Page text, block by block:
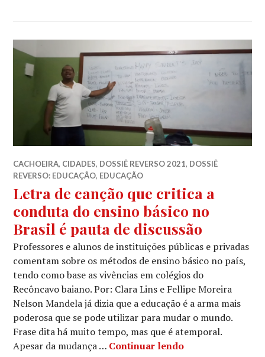
CACHOEIRA, CIDADES, DOSSIÊ REVERSO 2021, DOSSIÊ
REVERSO: EDUCAÇÃO, EDUCAÇÃO
Letra de canção que critica a
conduta do ensino básico no
Brasil é pauta de discussão
Professores e alunos de instituições públicas e privadas
comentam sobre os métodos de ensino básico no país,
tendo como base as vivências em colégios do
Recôncavo baiano. Por: Clara Lins e Fellipe Moreira
Nelson Mandela já dizia que a educação é a arma mais
poderosa que se pode utilizar para mudar o mundo.
Frase dita há muito tempo, mas que é atemporal.
Apesar da mudança … Continuar lendoLetra de canção